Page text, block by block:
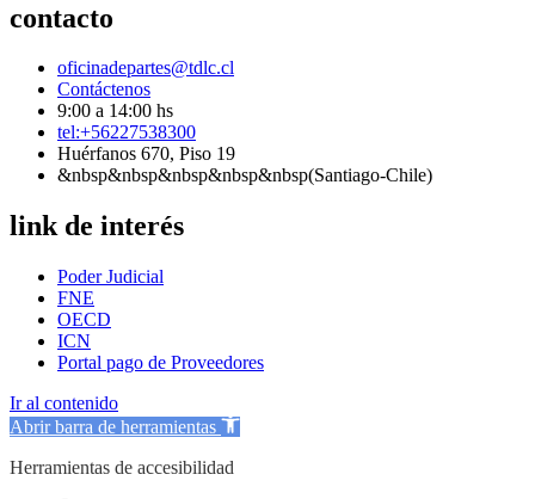
contacto
oficinadepartes@tdlc.cl
Contáctenos
9:00 a 14:00 hs
tel:+56227538300
Huérfanos 670, Piso 19
&nbsp&nbsp&nbsp&nbsp&nbsp(Santiago-Chile)
link de interés
Poder Judicial
FNE
OECD
ICN
Portal pago de Proveedores
Ir al contenido
Abrir barra de herramientas
Herramientas de accesibilidad